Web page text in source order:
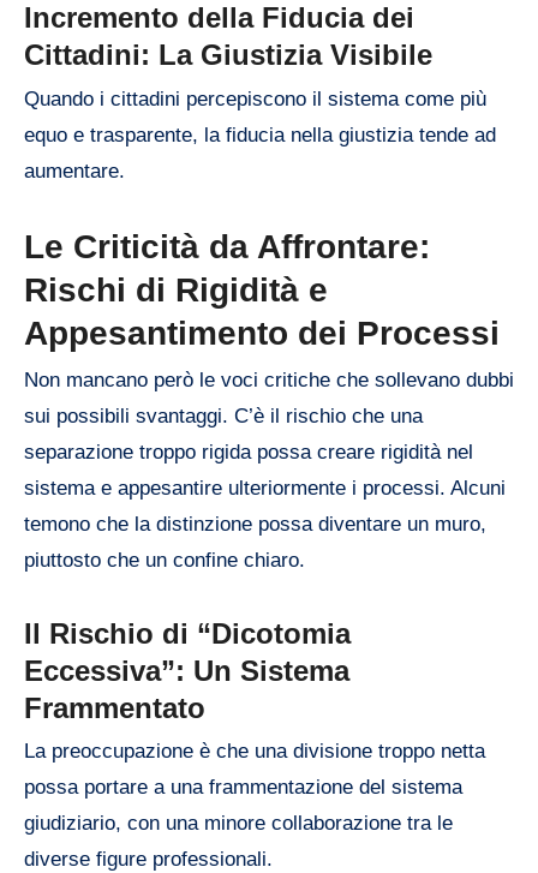
Incremento della Fiducia dei
Cittadini: La Giustizia Visibile
Quando i cittadini percepiscono il sistema come più
equo e trasparente, la fiducia nella giustizia tende ad
aumentare.
Le Criticità da Affrontare:
Rischi di Rigidità e
Appesantimento dei Processi
Non mancano però le voci critiche che sollevano dubbi
sui possibili svantaggi. C’è il rischio che una
separazione troppo rigida possa creare rigidità nel
sistema e appesantire ulteriormente i processi. Alcuni
temono che la distinzione possa diventare un muro,
piuttosto che un confine chiaro.
Il Rischio di “Dicotomia
Eccessiva”: Un Sistema
Frammentato
La preoccupazione è che una divisione troppo netta
possa portare a una frammentazione del sistema
giudiziario, con una minore collaborazione tra le
diverse figure professionali.